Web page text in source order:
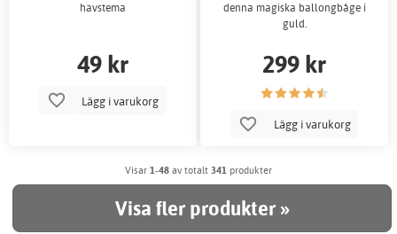
havstema
49 kr
Lägg i varukorg
denna magiska ballongbåge i
guld.
299 kr
Lägg i varukorg
Visar 1-48 av totalt 341 produkter
Visa fler produkter »